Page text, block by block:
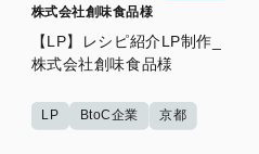
株式会社創味食品様
【LP】レシピ紹介LP制作_
株式会社創味食品様
LP BtoC企業 京都